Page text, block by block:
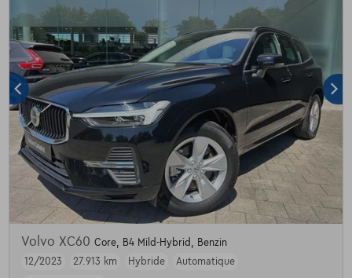
Volvo XC60 Core, B4 Mild-Hybrid, Benzin
12/2023
27.913 km Hybride
Automatique